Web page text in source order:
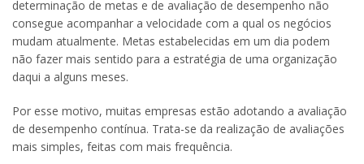
determinação de metas e de avaliação de desempenho não
consegue acompanhar a velocidade com a qual os negócios
mudam atualmente. Metas estabelecidas em um dia podem
não fazer mais sentido para a estratégia de uma organização
daqui a alguns meses.
Por esse motivo, muitas empresas estão adotando a avaliação
de desempenho contínua. Trata-se da realização de avaliações
mais simples, feitas com mais frequência.